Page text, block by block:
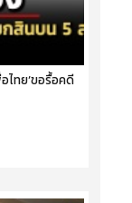
ไทย’ขอรื้อคดี